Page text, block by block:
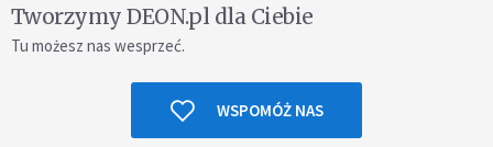
Tworzymy DEON.pl dla Ciebie
Tu możesz nas wesprzeć.
WSPOMÓŻ NAS